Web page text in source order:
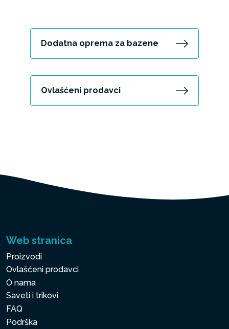
Dodatna oprema za bazene
Ovlašćeni prodavci
Web stranica
Proizvodi
Ovlašćeni prodavci
O nama
Saveti i trikovi
FAQ
Podrška